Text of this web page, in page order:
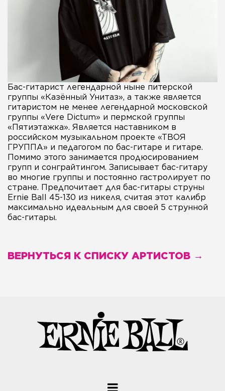
Бас-гитарист легендарной ныне питерской
группы «Казённый Унитаз», а также является
гитаристом не менее легендарной московской
группы «Vere Dictum» и пермской группы
«Пятиэтажка». Является наставником в
российском музыкальном проекте «ТВОЯ
ГРУППА» и педагогом по бас-гитаре и гитаре.
Помимо этого занимается продюсированием
групп и сонграйтингом. Записывает бас-гитару
во многие группы и постоянно гастролирует по
стране. Предпочитает для бас-гитары струны
Ernie Ball 45-130 из никеля, считая этот калибр
максимально идеальным для своей 5 струнной
бас-гитары.
ВЕРНУТЬСЯ К СПИСКУ АРТИСТОВ →